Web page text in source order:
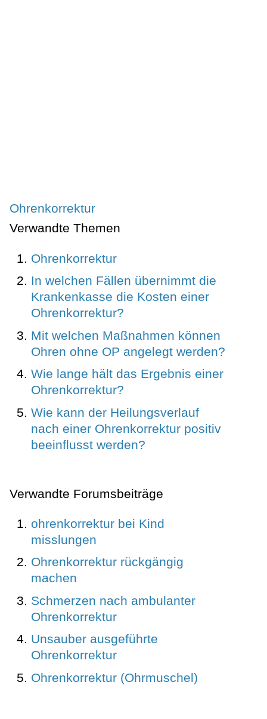
Ohrenkorrektur
Verwandte Themen
Ohrenkorrektur
In welchen Fällen übernimmt die
Krankenkasse die Kosten einer
Ohrenkorrektur?
Mit welchen Maßnahmen können
Ohren ohne OP angelegt werden?
Wie lange hält das Ergebnis einer
Ohrenkorrektur?
Wie kann der Heilungsverlauf
nach einer Ohrenkorrektur positiv
beeinflusst werden?
Verwandte Forumsbeiträge
ohrenkorrektur bei Kind
misslungen
Ohrenkorrektur rückgängig
machen
Schmerzen nach ambulanter
Ohrenkorrektur
Unsauber ausgeführte
Ohrenkorrektur
Ohrenkorrektur (Ohrmuschel)